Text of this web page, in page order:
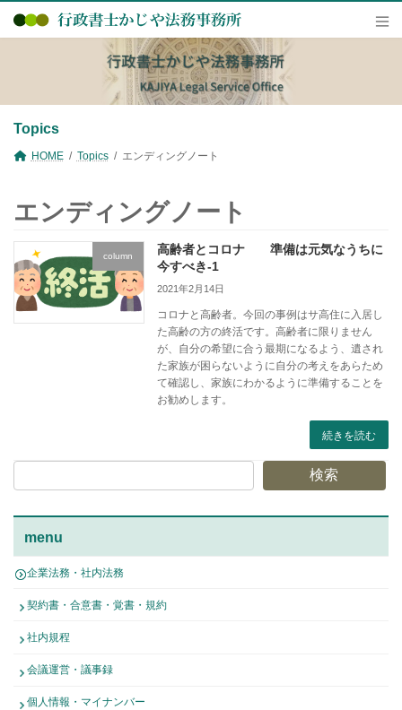
テ
ス
ゲ
ン
Topics
HOME Topics エンディングノート
エンディングノート
column
高齢者とコロナ 準備は元気なうちに
今すべき-1
2021年2月14日
コロナと高齢者。今回の事例はサ高住に入居し
た高齢の方の終活です。高齢者に限りません
が、自分の希望に合う最期になるよう、遺され
た家族が困らないように自分の考えをあらため
て確認し、家族にわかるように準備することを
お勧めします。
続きを読む
検索
menu
企業法務・社内法務
契約書・合意書・覚書・規約
社内規程
会議運営・議事録
個人情報・マイナンバー